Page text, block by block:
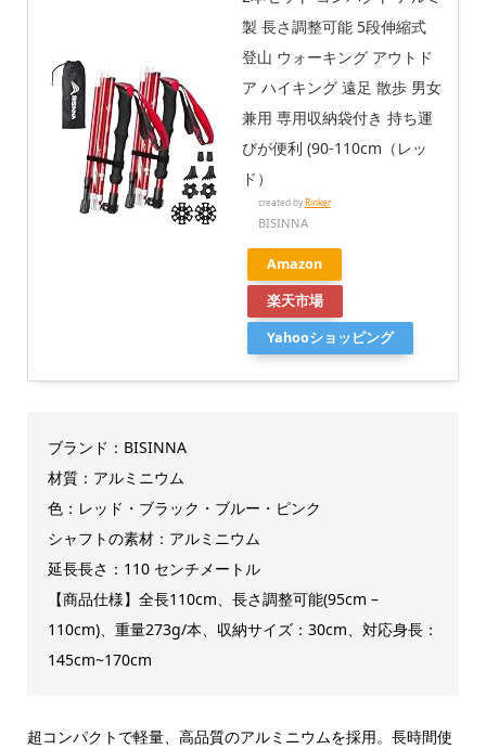
製 長さ調整可能 5段伸縮式
登山 ウォーキング アウトド
ア ハイキング 遠足 散歩 男女
兼用 専用収納袋付き 持ち運
びが便利 (90-110cm（レッ
ド）
created byRinker
BISINNA
Amazon
楽天市場
Yahooショッピング
ブランド：BISINNA
材質：アルミニウム
色：レッド・ブラック・ブルー・ピンク
シャフトの素材：アルミニウム
延長長さ：110 センチメートル
【商品仕様】全長110cm、長さ調整可能(95cm –
110cm)、重量273g/本、収納サイズ：30cm、対応身長：
145cm~170cm
超コンパクトで軽量、高品質のアルミニウムを採用。長時間使